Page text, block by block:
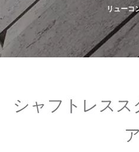
リューコ
シャフトレス
ア